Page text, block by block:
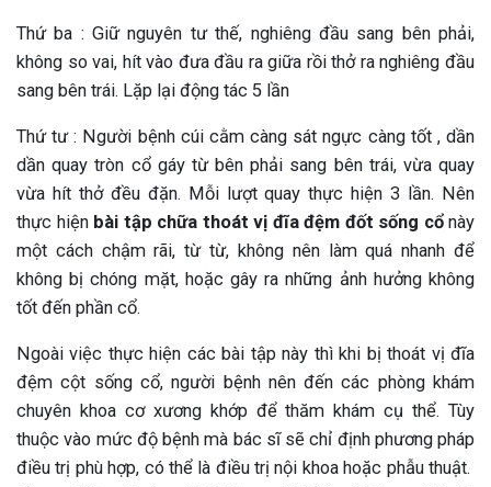
Thứ ba : Giữ nguyên tư thế, nghiêng đầu sang bên phải,
không so vai, hít vào đưa đầu ra giữa rồi thở ra nghiêng đầu
sang bên trái. Lặp lại động tác 5 lần
Thứ tư : Người bệnh cúi cằm càng sát ngực càng tốt , dần
dần quay tròn cổ gáy từ bên phải sang bên trái, vừa quay
vừa hít thở đều đặn. Mỗi lượt quay thực hiện 3 lần. Nên
thực hiện bài tập chữa thoát vị đĩa đệm đốt sống cổ này
một cách chậm rãi, từ từ, không nên làm quá nhanh để
không bị chóng mặt, hoặc gây ra những ảnh hưởng không
tốt đến phần cổ.
Ngoài việc thực hiện các bài tập này thì khi bị thoát vị đĩa
đệm cột sống cổ, người bệnh nên đến các phòng khám
chuyên khoa cơ xương khớp để thăm khám cụ thể. Tùy
thuộc vào mức độ bệnh mà bác sĩ sẽ chỉ định phương pháp
điều trị phù hợp, có thể là điều trị nội khoa hoặc phẫu thuật.